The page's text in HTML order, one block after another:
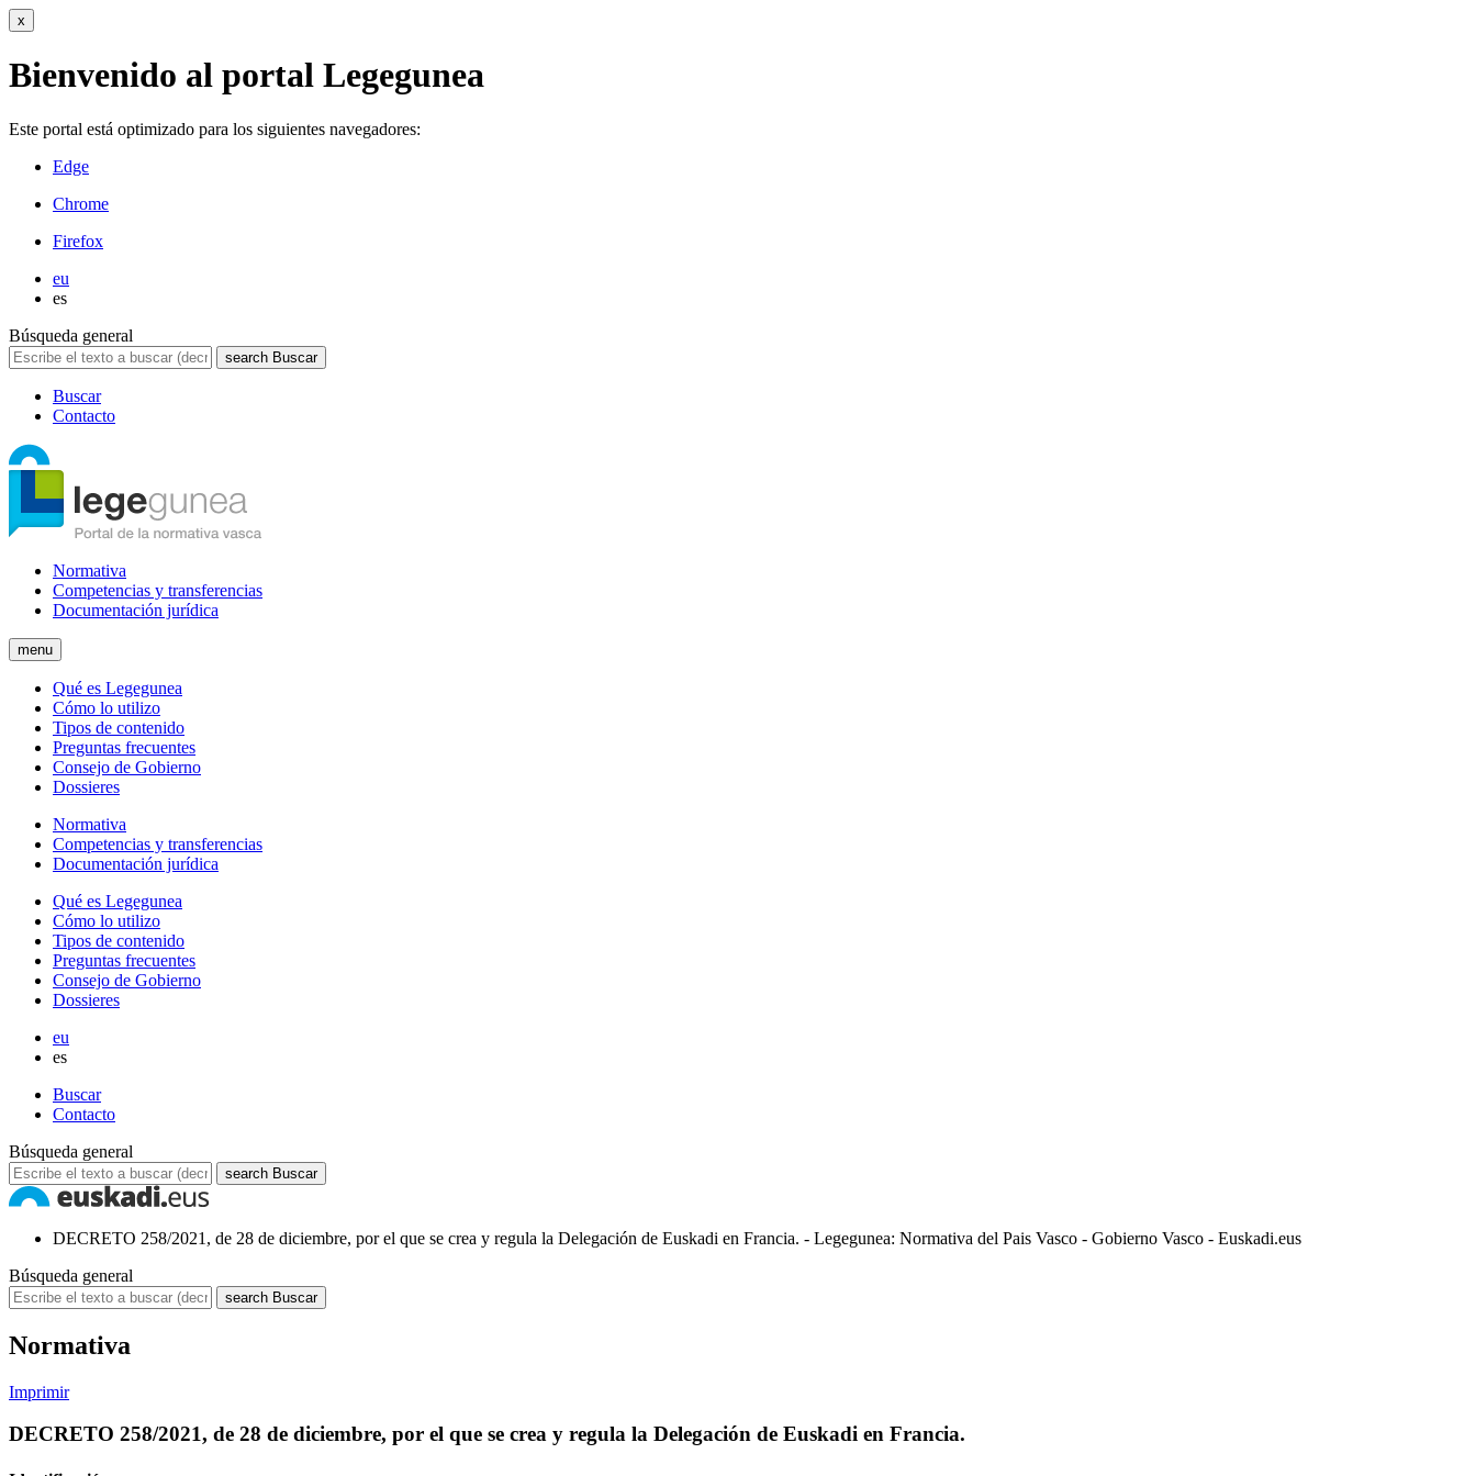
x
Bienvenido al portal Legegunea
Este portal está optimizado para los siguientes navegadores:
Edge
Chrome
Firefox
eu
es
Búsqueda general
search Buscar
Buscar
Contacto
Normativa
Competencias y transferencias
Documentación jurídica
menu
Qué es Legegunea
Cómo lo utilizo
Tipos de contenido
Preguntas frecuentes
Consejo de Gobierno
Dossieres
Normativa
Competencias y transferencias
Documentación jurídica
Qué es Legegunea
Cómo lo utilizo
Tipos de contenido
Preguntas frecuentes
Consejo de Gobierno
Dossieres
eu
es
Buscar
Contacto
Búsqueda general
search Buscar
DECRETO 258/2021, de 28 de diciembre, por el que se crea y regula la Delegación de Euskadi en Francia. - Legegunea: Normativa del Pais Vasco - Gobierno Vasco - Euskadi.eus
Búsqueda general
search Buscar
Normativa
Imprimir
DECRETO 258/2021, de 28 de diciembre, por el que se crea y regula la Delegación de Euskadi en Francia.